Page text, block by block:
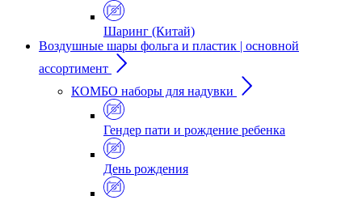
Шаринг (Китай)
Воздушные шары фольга и пластик | основной
ассортимент
КОМБО наборы для надувки
Гендер пати и рождение ребенка
День рождения